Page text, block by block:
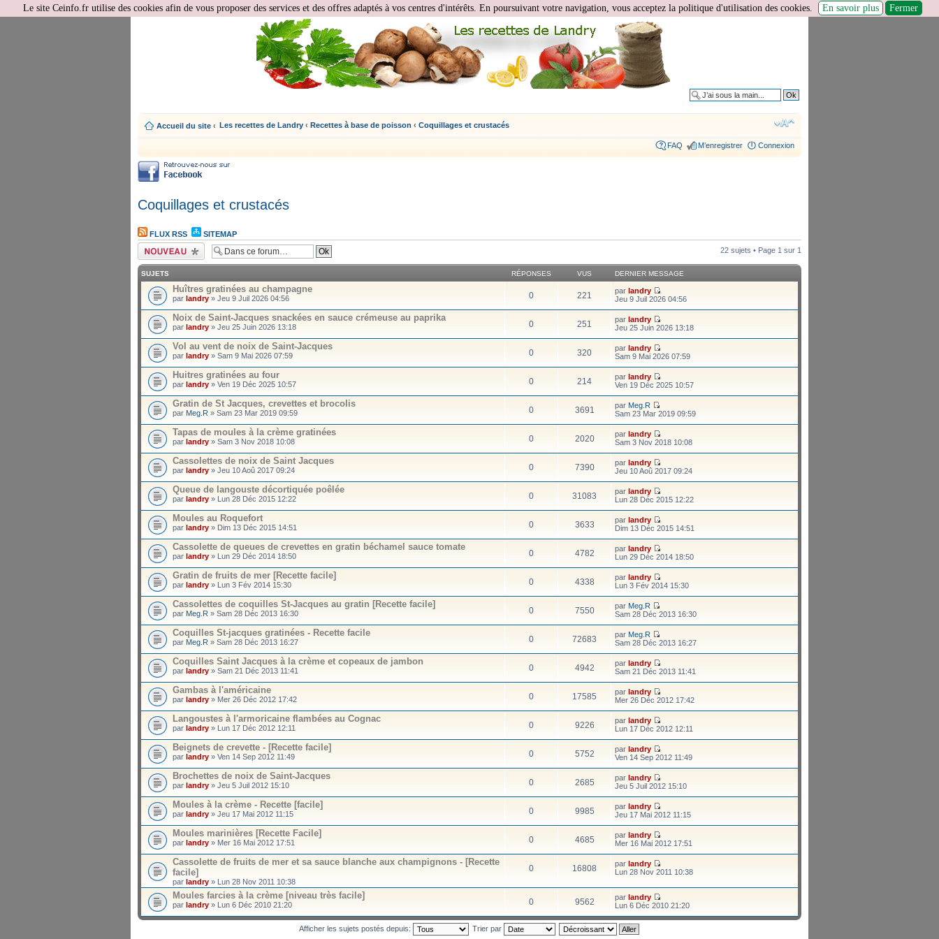
Accueil du site ‹ Les recettes de Landry ‹ Recettes à base de poisson ‹ Coquillages et crustacés
FAQ M’enregistrer Connexion
Coquillages et crustacés
FLUX RSS
SITEMAP
Écrire un nouveau
sujet
22 sujets • Page 1 sur 1
SUJETS RÉPONSES VUS DERNIER MESSAGE
Huîtres gratinées au champagne
par landry » Jeu 9 Juil 2026 04:56 0 221 parlandry
Jeu 9 Juil 2026 04:56
Noix de Saint-Jacques snackées en sauce crémeuse au paprika
par landry » Jeu 25 Juin 2026 13:18 0 251 parlandry
Jeu 25 Juin 2026 13:18
Vol au vent de noix de Saint-Jacques
par landry » Sam 9 Mai 2026 07:59 0 320 parlandry
Sam 9 Mai 2026 07:59
Huitres gratinées au four
par landry » Ven 19 Déc 2025 10:57 0 214 parlandry
Ven 19 Déc 2025 10:57
Gratin de St Jacques, crevettes et brocolis
par Meg.R » Sam 23 Mar 2019 09:59 0 3691 par Meg.R
Sam 23 Mar 2019 09:59
Tapas de moules à la crème gratinées
par landry » Sam 3 Nov 2018 10:08 0 2020 parlandry
Sam 3 Nov 2018 10:08
Cassolettes de noix de Saint Jacques
par landry » Jeu 10 Aoû 2017 09:24 0 7390 parlandry
Jeu 10 Aoû 2017 09:24
Queue de langouste décortiquée poêlée
par landry » Lun 28 Déc 2015 12:22 0 31083 parlandry
Lun 28 Déc 2015 12:22
Moules au Roquefort
par landry » Dim 13 Déc 2015 14:51 0 3633 parlandry
Dim 13 Déc 2015 14:51
Cassolette de queues de crevettes en gratin béchamel sauce tomate
par landry » Lun 29 Déc 2014 18:50 0 4782 parlandry
Lun 29 Déc 2014 18:50
Gratin de fruits de mer [Recette facile]
par landry » Lun 3 Fév 2014 15:30 0 4338 parlandry
Lun 3 Fév 2014 15:30
Cassolettes de coquilles St-Jacques au gratin [Recette facile]
par Meg.R » Sam 28 Déc 2013 16:30 0 7550 par Meg.R
Sam 28 Déc 2013 16:30
Coquilles St-jacques gratinées - Recette facile
par Meg.R » Sam 28 Déc 2013 16:27 0 72683 par Meg.R
Sam 28 Déc 2013 16:27
Coquilles Saint Jacques à la crème et copeaux de jambon
par landry » Sam 21 Déc 2013 11:41 0 4942 parlandry
Sam 21 Déc 2013 11:41
Gambas à l'américaine
par landry » Mer 26 Déc 2012 17:42 0 17585 parlandry
Mer 26 Déc 2012 17:42
Langoustes à l'armoricaine flambées au Cognac
par landry » Lun 17 Déc 2012 12:11 0 9226 parlandry
Lun 17 Déc 2012 12:11
Beignets de crevette - [Recette facile]
par landry » Ven 14 Sep 2012 11:49 0 5752 parlandry
Ven 14 Sep 2012 11:49
Brochettes de noix de Saint-Jacques
par landry » Jeu 5 Juil 2012 15:10 0 2685 parlandry
Jeu 5 Juil 2012 15:10
Moules à la crème - Recette [facile]
par landry » Jeu 17 Mai 2012 11:15 0 9985 parlandry
Jeu 17 Mai 2012 11:15
Moules marinières [Recette Facile]
par landry » Mer 16 Mai 2012 17:51 0 4685 parlandry
Mer 16 Mai 2012 17:51
Cassolette de fruits de mer et sa sauce blanche aux champignons - [Recette
facile]
par landry » Lun 28 Nov 2011 10:38
0 16808 parlandry
Lun 28 Nov 2011 10:38
Moules farcies à la crème [niveau très facile]
par landry » Lun 6 Déc 2010 21:20 0 9562 parlandry
Lun 6 Déc 2010 21:20
Afficher les sujets postés depuis: Trier par
Le site Ceinfo.fr utilise des cookies afin de vous proposer des services et des offres adaptés à vos centres d'intérêts. En poursuivant votre navigation, vous acceptez la politique d'utilisation des cookies. En savoir plus Fermer